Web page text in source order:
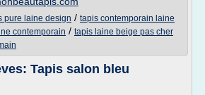
pure laine design / tapis contemporain laine
contemporain / tapis laine beige pas cher
Tapis salon bleu